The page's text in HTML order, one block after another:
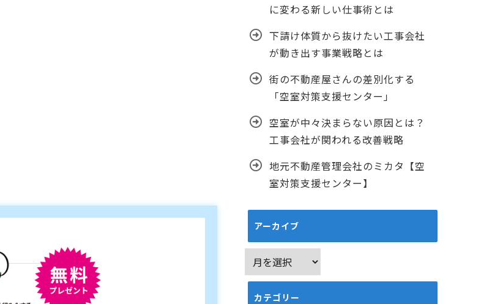
に変わる新しい仕事術とは
下請け体質から抜けたい工事会社
が動き出す事業戦略とは
街の不動産屋さんの差別化する
「空室対策支援センター」
空室が中々決まらない原因とは？
工事会社が関われる改善戦略
地元不動産管理会社のミカタ【空
室対策支援センター】
アーカイブ
ー
カ
カテゴリー